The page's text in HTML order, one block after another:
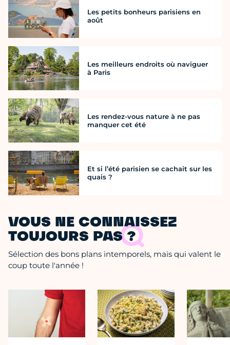
Les petits bonheurs parisiens en
août
Les meilleurs endroits où naviguer
à Paris
Les rendez-vous nature à ne pas
manquer cet été
Et si l’été parisien se cachait sur les
quais ?
VOUS NE CONNAISSEZ
TOUJOURS PAS ?
Sélection des bons plans intemporels, mais qui valent le
coup toute l'année !